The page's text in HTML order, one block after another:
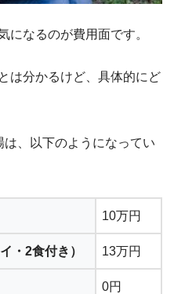
になるのが費用面です。
は分かるけど、具体的にど
、以下のようになってい
10万円
・2食付き） 13万円
0円